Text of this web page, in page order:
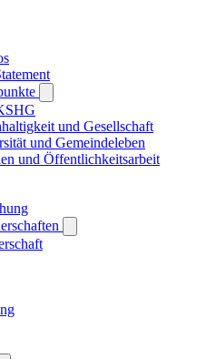
und Gesellschaft
und Gemeindeleben
und Öffentlichkeitsarbeit